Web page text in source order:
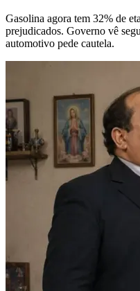
Gasolina agora tem 32% de
prejudicados. Governo vê
automotivo pede cautela.